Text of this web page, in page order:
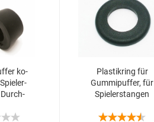
ko­
Plas­tik­ring für
Gum­mi­puf­fer, für
Spie­ler­stan­gen
mm, 16 Stück